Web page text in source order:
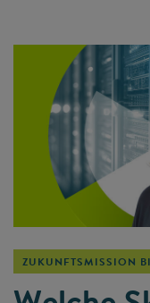
ZUKUNFTSMISSION